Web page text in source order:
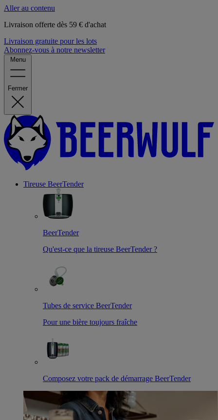
Aller au contenu
Livraison offerte dès 59 € d'achat
Livraison gratuite pour les lots
Abonnez-vous à notre newsletter
Menu
Fermer
Tireuse BeerTender
BeerTender
Qu'est-ce que la tireuse BeerTender ?
Tubes de service BeerTender
Pour une bière toujours fraîche
Composez votre pack de démarrage BeerTender